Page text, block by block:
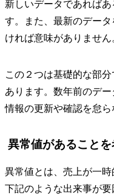
新しいデータであれば
す。また、最新のデー
ければ意味がありません
この２つは基礎的な部
あります。数年前のデー
情報の更新や確認を怠ら
異常値があること
異常値とは、売上が一時
下記のような出来事が